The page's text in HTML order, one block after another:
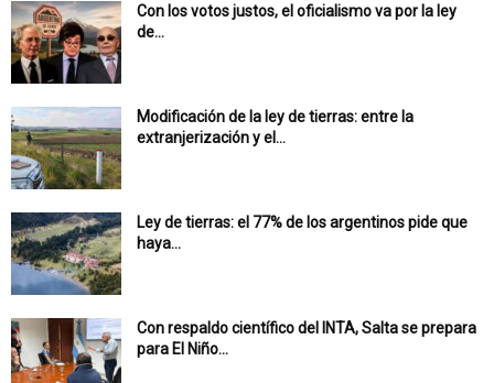
Con los votos justos, el oficialismo va por la ley
de...
Modificación de la ley de tierras: entre la
extranjerización y el...
Ley de tierras: el 77% de los argentinos pide que
haya...
Con respaldo científico del INTA, Salta se prepara
para El Niño...